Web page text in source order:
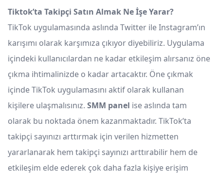
Tiktok’ta Takipçi Satın Almak Ne İşe Yarar?
TikTok uygulamasında aslında Twitter ile Instagram’ın
karışımı olarak karşımıza çıkıyor diyebiliriz. Uygulama
içindeki kullanıcılardan ne kadar etkileşim alırsanız öne
çıkma ihtimalinizde o kadar artacaktır. Öne çıkmak
içinde TikTok uygulamasını aktif olarak kullanan
kişilere ulaşmalısınız. SMM panel ise aslında tam
olarak bu noktada önem kazanmaktadır. TikTok’ta
takipçi sayınızı arttırmak için verilen hizmetten
yararlanarak hem takipçi sayınızı arttırabilir hem de
etkileşim elde ederek çok daha fazla kişiye erişim